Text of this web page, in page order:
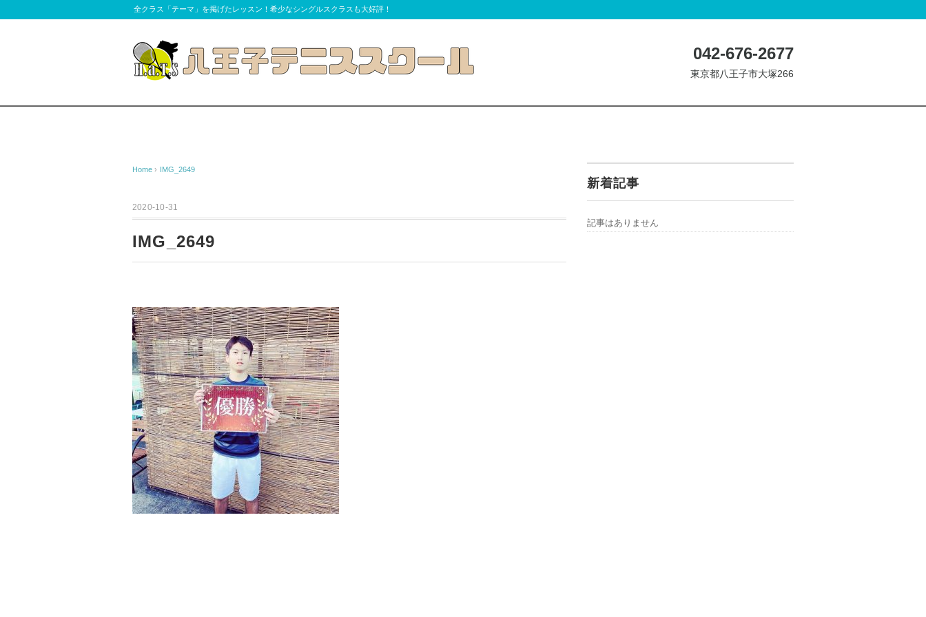
全クラス「テーマ」を掲げたレッスン！希少なシングルスクラスも大好評！
042-676-2677
東京都八王子市大塚266
Home › IMG_2649
2020-10-31
IMG_2649
新着記事
記事はありません